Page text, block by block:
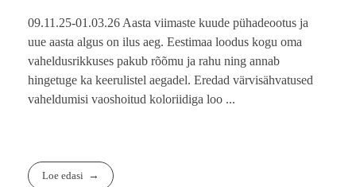
09.11.25-01.03.26 Aasta viimaste kuude pühadeootus ja
uue aasta algus on ilus aeg. Eestimaa loodus kogu oma
vaheldusrikkuses pakub rõõmu ja rahu ning annab
hingetuge ka keerulistel aegadel. Eredad värvisähvatused
vaheldumisi vaoshoitud koloriidiga loo ...
Loe edasi